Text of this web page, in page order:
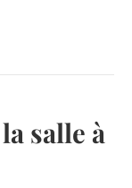
salle à